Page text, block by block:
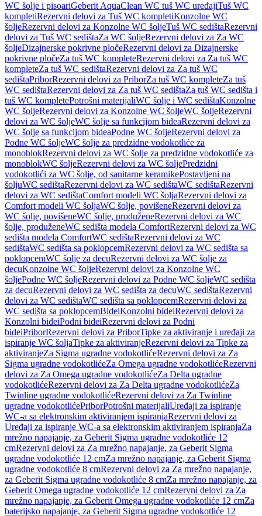
WC šolje i pisoariGeberit AquaClean WC tuš WC uređajiTuš WC
kompletiRezervni delovi za Tuš WC kompletiKonzolne WC
šoljeRezervni delovi za Konzolne WC šoljeTuš WC sedištaRezervni
delovi za Tuš WC sedištaZa WC šoljeRezervni delovi za Za WC
šoljeDizajnerske pokrivne pločeRezervni delovi za Dizajnerske
pokrivne pločeZa tuš WC kompleteRezervni delovi za Za tuš WC
kompleteZa tuš WC sedištaRezervni delovi za Za tuš WC
sedištaPriborRezervni delovi za PriborZa tuš WC kompleteZa tuš
WC sedištaRezervni delovi za Za tuš WC sedištaZa tuš WC sedišta i
tuš WC kompletePotrošni materijaliWC šolje i WC sedištaKonzolne
WC šoljeRezervni delovi za Konzolne WC šoljeWC šoljeRezervni
delovi za WC šoljeWC šolje sa funkcijom bideaRezervni delovi za
WC šolje sa funkcijom bideaPodne WC šoljeRezervni delovi za
Podne WC šoljeWC šolje za predzidne vodokotliće za
monoblokRezervni delovi za WC šolje za predzidne vodokotliće za
monoblokWC šoljeRezervni delovi za WC šoljePredzidni
vodokotlići za WC šolje, od sanitarne keramikePostavljeni na
šoljuWC sedištaRezervni delovi za WC sedištaWC sedištaRezervni
delovi za WC sedištaComfort modeli WC šoljaRezervni delovi za
Comfort modeli WC šoljaWC šolje, povišeneRezervni delovi za
WC šolje, povišeneWC šolje, produženeRezervni delovi za WC
šolje, produženeWC sedišta modela ComfortRezervni delovi za WC
sedišta modela ComfortWC sedištaRezervni delovi za WC
sedištaWC sedišta sa poklopcemRezervni delovi za WC sedišta sa
poklopcemWC šolje za decuRezervni delovi za WC šolje za
decuKonzolne WC šoljeRezervni delovi za Konzolne WC
šoljePodne WC šoljeRezervni delovi za Podne WC šoljeWC sedišta
za decuRezervni delovi za WC sedišta za decuWC sedištaRezervni
delovi za WC sedištaWC sedišta sa poklopcemRezervni delovi za
WC sedišta sa poklopcemBideiKonzolni bideiRezervni delovi za
Konzolni bideiPodni bideiRezervni delovi za Podni
bideiPriborRezervni delovi za PriborTipke za aktiviranje i uređaji za
ispiranje WC šoljaTipke za aktiviranjeRezervni delovi za Tipke za
aktiviranjeZa Sigma ugradne vodokotlićeRezervni delovi za Za
Sigma ugradne vodokotlićeZa Omega ugradne vodokotlićeRezervni
delovi za Za Omega ugradne vodokotlićeZa Delta ugradne
vodokotlićeRezervni delovi za Za Delta ugradne vodokotlićeZa
Twinline ugradne vodokotlićeRezervni delovi za Za Twinline
ugradne vodokotlićePriborPotrošni materijaliUređaji za ispiranje
WC-a sa elektronskim aktiviranjem ispiranjaRezervni delovi za
Uređaji za ispiranje WC-a sa elektronskim aktiviranjem ispiranjaZa
mrežno napajanje, za Geberit Sigma ugradne vodokotliće 12
cmRezervni delovi za Za mrežno napajanje, za Geberit Sigma
ugradne vodokotliće 12 cmZa mrežno napajanje, za Geberit Sigma
ugradne vodokotliće 8 cmRezervni delovi za Za mrežno napajanje,
za Geberit Sigma ugradne vodokotliće 8 cmZa mrežno napajanje, za
Geberit Omega ugradne vodokotliće 12 cmRezervni delovi za Za
mrežno napajanje, za Geberit Omega ugradne vodokotliće 12 cmZa
baterijsko napajanje, za Geberit Sigma ugradne vodokotliće 12